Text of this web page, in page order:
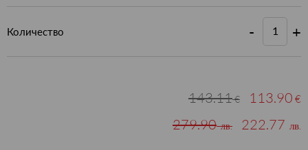
Количество - +
143.11€ 113.90 €
279.90лв. 222.77 лв.